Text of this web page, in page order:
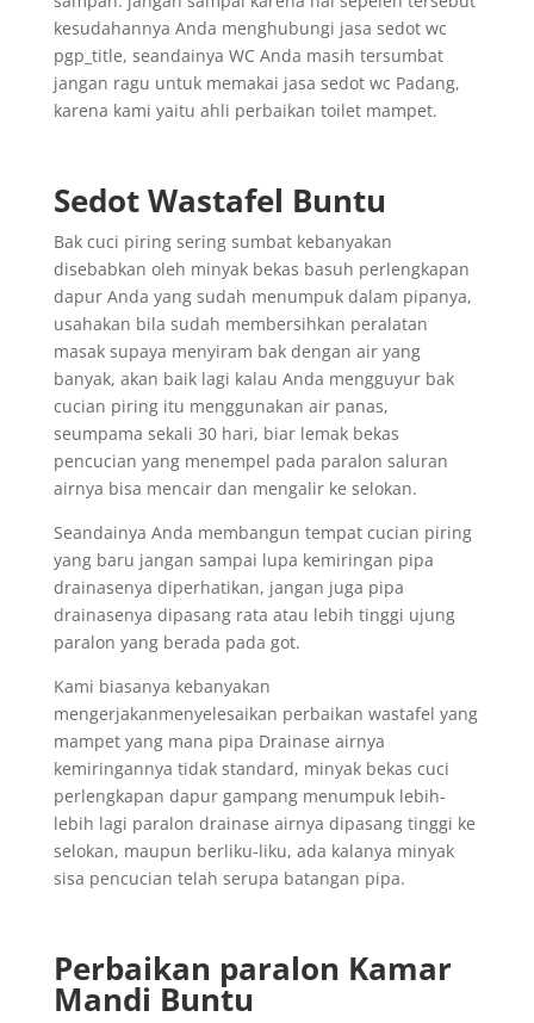
kesudahannya Anda menghubungi jasa sedot wc
pgp_title, seandainya WC Anda masih tersumbat
jangan ragu untuk memakai jasa sedot wc Padang,
karena kami yaitu ahli perbaikan toilet mampet.
Sedot Wastafel Buntu
Bak cuci piring sering sumbat kebanyakan
disebabkan oleh minyak bekas basuh perlengkapan
dapur Anda yang sudah menumpuk dalam pipanya,
usahakan bila sudah membersihkan peralatan
masak supaya menyiram bak dengan air yang
banyak, akan baik lagi kalau Anda mengguyur bak
cucian piring itu menggunakan air panas,
seumpama sekali 30 hari, biar lemak bekas
pencucian yang menempel pada paralon saluran
airnya bisa mencair dan mengalir ke selokan.
Seandainya Anda membangun tempat cucian piring
yang baru jangan sampai lupa kemiringan pipa
drainasenya diperhatikan, jangan juga pipa
drainasenya dipasang rata atau lebih tinggi ujung
paralon yang berada pada got.
Kami biasanya kebanyakan
mengerjakanmenyelesaikan perbaikan wastafel yang
mampet yang mana pipa Drainase airnya
kemiringannya tidak standard, minyak bekas cuci
perlengkapan dapur gampang menumpuk lebih-
lebih lagi paralon drainase airnya dipasang tinggi ke
selokan, maupun berliku-liku, ada kalanya minyak
sisa pencucian telah serupa batangan pipa.
Perbaikan paralon Kamar
Mandi Buntu